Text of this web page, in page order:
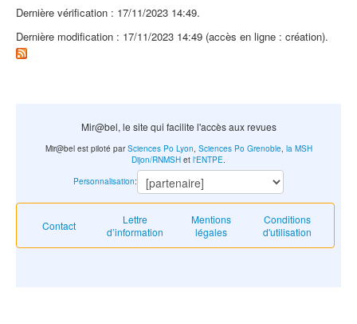
Dernière vérification : 17/11/2023 14:49.
Dernière modification : 17/11/2023 14:49 (accès en ligne : création).
Mir@bel, le site qui facilite l'accès aux revues
Contact
Lettre
d’information
Mentions
légales
Conditions
d'utilisation
Mir@bel est piloté parSciences Po Lyon, Sciences Po Grenoble, la MSH
Dijon/RNMSH et l'ENTPE.
Personnalisation: